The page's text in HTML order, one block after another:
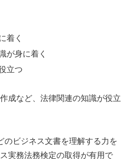
着く
が身に着く
立つ
成など、法律関連の知識が役立
のビジネス文書を理解する力を
実務法務検定の取得が有用で